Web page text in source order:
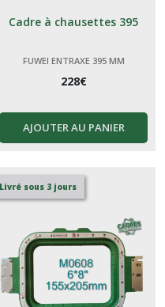
Cadre à chausettes 395
FUWEI ENTRAXE 395 MM
228€
AJOUTER AU PANIER
Livré sous 3 jours